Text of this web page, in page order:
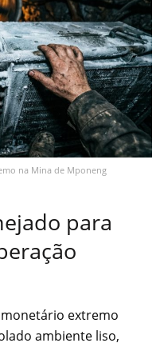
na Mina de Mponeng
para
extremo
ambiente liso,